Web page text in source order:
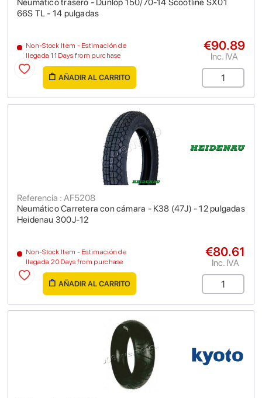
Neumático trasero - Dunlop 150/70-14 Scootline SX01
66S TL - 14 pulgadas
Non-Stock Item - Estimación de
llegada 11 Days from purchase
€90.89
Inc. IVA
AÑADIR AL CARRITO
Neumático Carretera con cámara - K38 (47J) - 12 pulgadas
Heidenau 300J-12
Referencia : AF5208
Non-Stock Item - Estimación de
llegada 20 Days from purchase
€80.61
Inc. IVA
AÑADIR AL CARRITO